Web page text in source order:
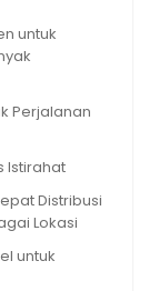
untuk
Perjalanan
Istirahat
Distribusi
Lokasi
untuk